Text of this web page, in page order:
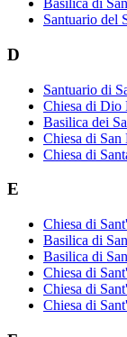
Basilica di
Santuario del
D
Santuario di
Chiesa di Dio
Basilica dei
Chiesa di
Chiesa di
E
Chiesa di
Basilica di
Basilica di
Chiesa di
Chiesa di
Chiesa di